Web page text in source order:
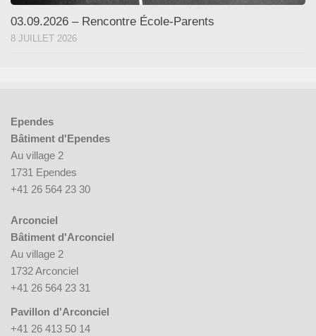
03.09.2026 – Rencontre École-Parents
8 JUILLET 2026
Ependes
Bâtiment d'Ependes
Au village 2
1731 Ependes
+41 26 564 23 30
Arconciel
Bâtiment d'Arconciel
Au village 2
1732 Arconciel
+41 26 564 23 31
Pavillon d'Arconciel
+41 26 413 50 14